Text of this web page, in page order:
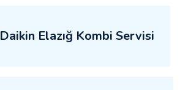
Daikin Elazığ Kombi Servisi